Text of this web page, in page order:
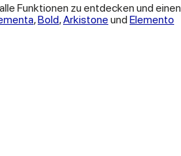
Funktionen zu entdecken und einen
,Bold,Arkistone und Elemento